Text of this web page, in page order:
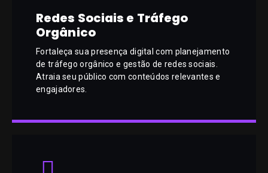
Redes Sociais e Tráfego
Orgânico
Fortaleça sua presença digital com planejamento
de tráfego orgânico e gestão de redes sociais.
Atraia seu público com conteúdos relevantes e
engajadores.